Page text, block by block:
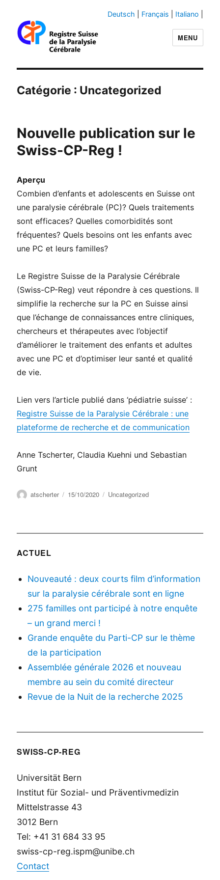
Deutsch Français Italiano
Swiss-CP-Reg
MENU
Catégorie : Uncategorized
Nouvelle publication sur le
Swiss-CP-Reg !
Aperçu
Combien d’enfants et adolescents en Suisse ont
une paralysie cérébrale (PC)? Quels traitements
sont efficaces? Quelles comorbidités sont
fréquentes? Quels besoins ont les enfants avec
une PC et leurs familles?
Le Registre Suisse de la Paralysie Cérébrale
(Swiss-CP-Reg) veut répondre à ces questions. Il
simplifie la recherche sur la PC en Suisse ainsi
que l’échange de connaissances entre cliniques,
chercheurs et thérapeutes avec l’objectif
d’améliorer le traitement des enfants et adultes
avec une PC et d’optimiser leur santé et qualité
de vie.
Lien vers l’article publié dans ‘pédiatrie suisse’ :
Registre Suisse de la Paralysie Cérébrale : une
plateforme de recherche et de communication
Anne Tscherter, Claudia Kuehni und Sebastian
Grunt
Auteur
atscherter
Publié
15/10/2020 Catégories
Uncategorized
ACTUEL
Nouveauté : deux courts film d’information
sur la paralysie cérébrale sont en ligne
275 familles ont participé à notre enquête
– un grand merci !
Grande enquête du Parti-CP sur le thème
de la participation
Assemblée générale 2026 et nouveau
membre au sein du comité directeur
Revue de la Nuit de la recherche 2025
SWISS-CP-REG
Universität Bern
Institut für Sozial- und Präventivmedizin
Mittelstrasse 43
3012 Bern
Tel: +41 31 684 33 95
swiss-cp-reg.ispm@unibe.ch
Contact